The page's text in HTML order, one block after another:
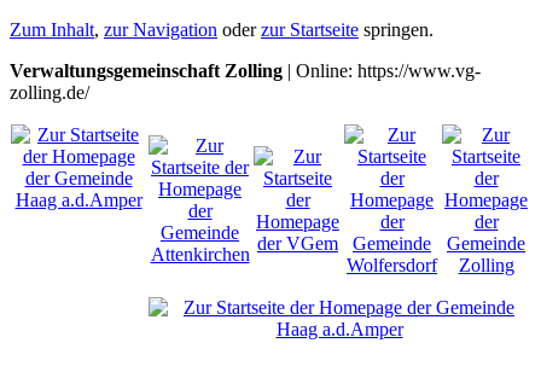
Zum Inhalt, zur Navigation oderzur Startseite springen.
Verwaltungsgemeinschaft Zolling | Online: https://www.vg-
zolling.de/